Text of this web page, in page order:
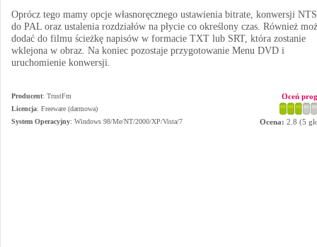
Oprócz tego mamy opcje własnoręcznego ustawienia bitrate, konwersji
do PAL oraz ustalenia rozdziałów na płycie co określony czas. Również
dodać do filmu ścieżkę napisów w formacie TXT lub SRT, która zostanie
wklejona w obraz. Na koniec pozostaje przygotowanie Menu DVD i
uruchomienie konwersji.
Producent: TrustFm
Licencja: Freeware (darmowa)
System Operacyjny: Windows 98/Me/NT/2000/XP/Vista/7
Oceń
Ocena: 2.8 (5